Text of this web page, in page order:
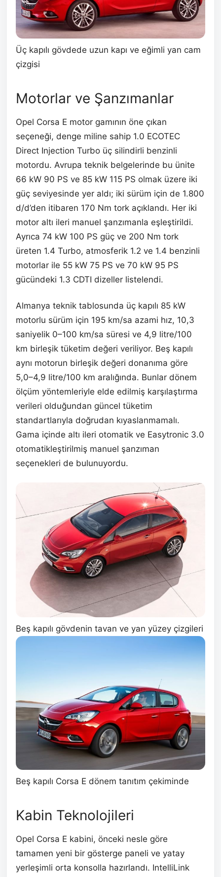
Üç kapılı gövdede uzun kapı ve eğimli yan cam
çizgisi
Motorlar ve Şanzımanlar
Opel Corsa E motor gamının öne çıkan
seçeneği, denge miline sahip 1.0 ECOTEC
Direct Injection Turbo üç silindirli benzinli
motordu. Avrupa teknik belgelerinde bu ünite
66 kW 90 PS ve 85 kW 115 PS olmak üzere iki
güç seviyesinde yer aldı; iki sürüm için de 1.800
d/d’den itibaren 170 Nm tork açıklandı. Her iki
motor altı ileri manuel şanzımanla eşleştirildi.
Ayrıca 74 kW 100 PS güç ve 200 Nm tork
üreten 1.4 Turbo, atmosferik 1.2 ve 1.4 benzinli
motorlar ile 55 kW 75 PS ve 70 kW 95 PS
gücündeki 1.3 CDTI dizeller listelendi.
Almanya teknik tablosunda üç kapılı 85 kW
motorlu sürüm için 195 km/sa azami hız, 10,3
saniyelik 0–100 km/sa süresi ve 4,9 litre/100
km birleşik tüketim değeri veriliyor. Beş kapılı
aynı motorun birleşik değeri donanıma göre
5,0–4,9 litre/100 km aralığında. Bunlar dönem
ölçüm yöntemleriyle elde edilmiş karşılaştırma
verileri olduğundan güncel tüketim
standartlarıyla doğrudan kıyaslanmamalı.
Gama içinde altı ileri otomatik ve Easytronic 3.0
otomatikleştirilmiş manuel şanzıman
seçenekleri de bulunuyordu.
Beş kapılı gövdenin tavan ve yan yüzey çizgileri
Beş kapılı Corsa E dönem tanıtım çekiminde
Kabin Teknolojileri
Opel Corsa E kabini, önceki nesle göre
tamamen yeni bir gösterge paneli ve yatay
yerleşimli orta konsolla hazırlandı. IntelliLink